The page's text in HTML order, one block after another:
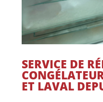
SERVICE DE
ET LAVAL